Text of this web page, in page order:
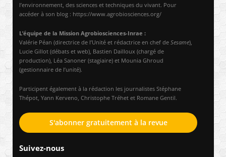
l’environnement, des sciences et techniques du vivant. Pour
accéder à son blog : https://www.agrobiosciences.org/
L’équipe de la Mission Agrobiosciences-Inrae :
Valérie Péan (directrice de l’Unité et rédactrice en chef de Sesame),
Lucie Gillot (débats et web), Bastien Dailloux (chargé de
production), Léa Sanoner (stagiaire) et Mounia Ghroud
(gestionnaire de l’unité).
Participent également à la rédaction les journalistes Stéphane
Thépot, Yann Kerveno, Christophe Tréhet et Romane Gentil.
S'abonner gratuitement à la revue
Suivez-nous